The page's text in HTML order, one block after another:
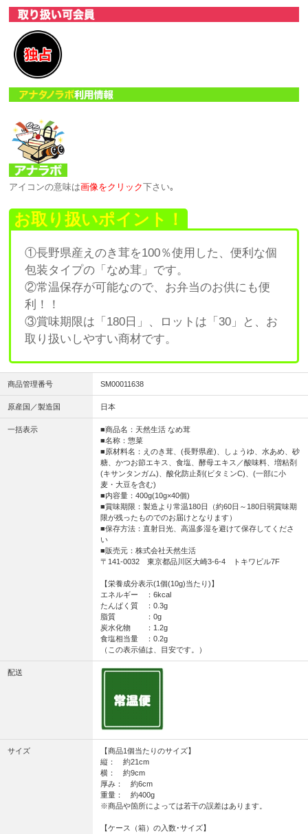
アイコンの意味は画像をクリック下さい｡
お取り扱いポイント！
①長野県産えのき茸を100％使用した、便利な個
包装タイプの「なめ茸」です。
②常温保存が可能なので、お弁当のお供にも便
利！！
③賞味期限は「180日」、ロットは「30」と、お
取り扱いしやすい商材です。
商品管理番号 SM00011638
原産国／製造国 日本
一括表示
■商品名：天然生活 なめ茸
■名称：惣菜
■原材料名：えのき茸、(長野県産)、しょうゆ、水あめ、砂
糖、かつお節エキス、食塩、酵母エキス／酸味料、増粘剤
(キサンタンガム)、酸化防止剤(ビタミンC)、(一部に小
麦・大豆を含む)
■内容量：400g(10g×40個)
■賞味期限：製造より常温180日（約60日～180日弱賞味期
限が残ったものでのお届けとなります）
■保存方法：直射日光、高温多湿を避けて保存してくださ
い
■販売元：株式会社天然生活
〒141-0032 東京都品川区大崎3-6-4 トキワビル7F
【栄養成分表示(1個(10g)当たり)】
エネルギー ：6kcal
たんぱく質 ：0.3g
脂質 ：0g
炭水化物 ：1.2g
食塩相当量 ：0.2g
（この表示値は、目安です。）
配送
サイズ
【商品1個当たりのサイズ】
縦： 約21cm
横： 約9cm
厚み： 約6cm
重量： 約400g
※商品や箇所によっては若干の誤差はあります。
【ケース（箱）の入数･サイズ】